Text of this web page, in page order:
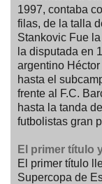
1997, contaba
filas, de la talla
Stankovic Fue
la disputada en
argentino
hasta el
frente al F.C.
hasta la tanda
futbolistas gran
El primer título
El primer título
Supercopa de